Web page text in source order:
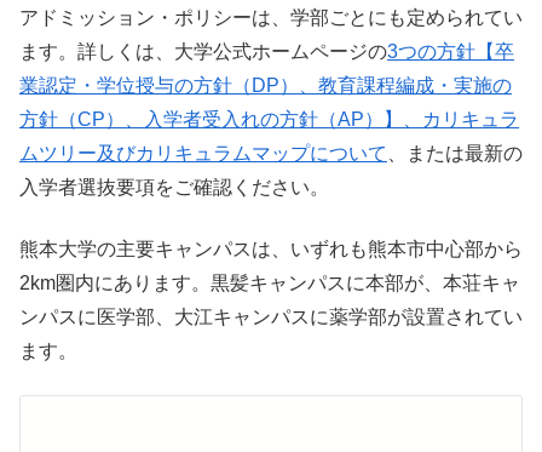
アドミッション・ポリシーは、学部ごとにも定められてい
ます。詳しくは、大学公式ホームページの3つの方針【卒
業認定・学位授与の方針（DP）、教育課程編成・実施の
方針（CP）、入学者受入れの方針（AP）】、カリキュラ
ムツリー及びカリキュラムマップについて
、または最新の
入学者選抜要項をご確認ください。
熊本大学の主要キャンパスは、いずれも熊本市中心部から
2km圏内にあります。黒髪キャンパスに本部が、本荘キャ
ンパスに医学部、大江キャンパスに薬学部が設置されてい
ます。